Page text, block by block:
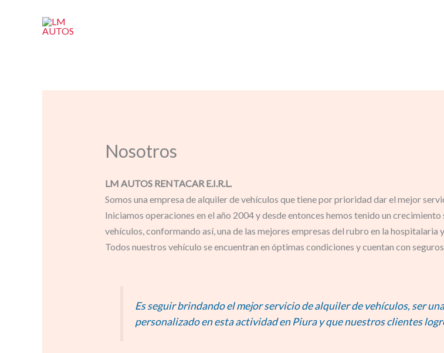
Nosotros
LM AUTOS RENTACAR E.I.R.L.
Somos una empresa de alquiler de vehículos que tiene por prioridad dar el mejor
Iniciamos operaciones en el año 2004 y desde entonces hemos tenido un
vehículos, conformando así, una de las mejores empresas del rubro en la hospitalaria
Todos nuestros vehículo se encuentran en óptimas condiciones y cuentan con
Es seguir brindando el mejor servicio de alquiler de vehículos, ser
personalizado en esta actividad en Piura y que nuestros clientes